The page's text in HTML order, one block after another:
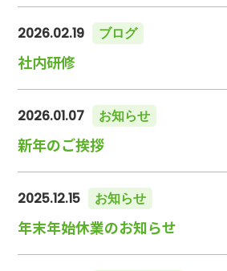
2026.02.19 ブログ
社内研修
2026.01.07 お知らせ
新年のご挨拶
2025.12.15 お知らせ
年末年始休業のお知らせ